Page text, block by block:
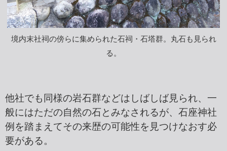
境内末社祠の傍らに集められた石祠・石塔群。丸石も見られ
る。
他社でも同様の岩石群などはしばしば見られ、一
般にはただの自然の石とみなされるが、石座神社
例を踏まえてその来歴の可能性を見つけなおす必
要がある。